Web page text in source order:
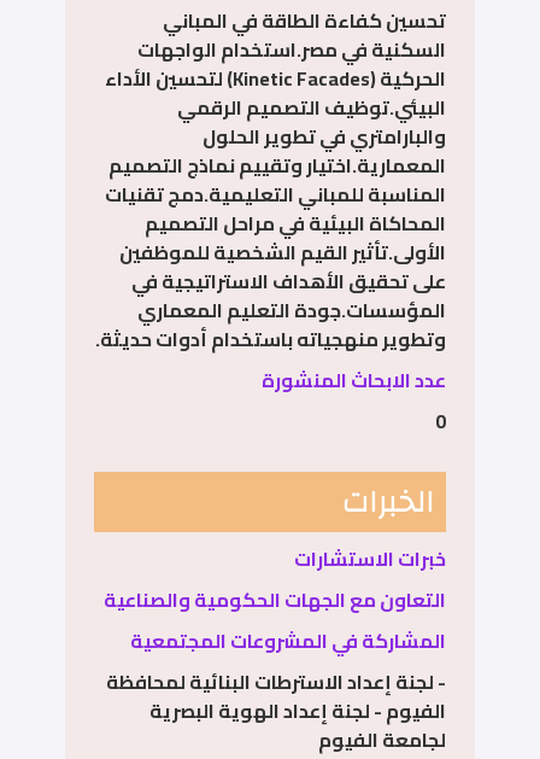
تحسين كفاءة الطاقة في المباني
السكنية في مصر.استخدام الواجهات
الحركية (Kinetic Facades) لتحسين الأداء
البيئي.توظيف التصميم الرقمي
والبارامتري في تطوير الحلول
المعمارية.اختيار وتقييم نماذج التصميم
المناسبة للمباني التعليمية.دمج تقنيات
المحاكاة البيئية في مراحل التصميم
الأولى.تأثير القيم الشخصية للموظفين
على تحقيق الأهداف الاستراتيجية في
المؤسسات.جودة التعليم المعماري
وتطوير منهجياته باستخدام أدوات حديثة.
عدد الابحاث المنشورة
0
الخبرات
خبرات الاستشارات
التعاون مع الجهات الحكومية والصناعية
المشاركة في المشروعات المجتمعية
- لجنة إعداد الاسترطات البنائية لمحافظة
الفيوم - لجنة إعداد الهوية البصرية
لجامعة الفيوم